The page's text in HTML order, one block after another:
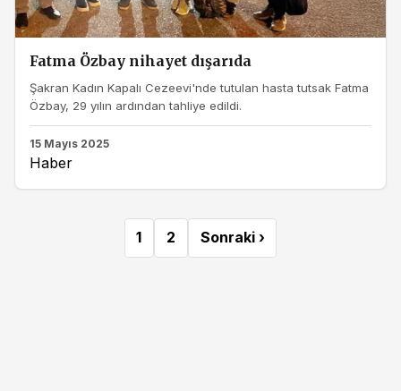
Fatma Özbay nihayet dışarıda
Şakran Kadın Kapalı Cezeevi'nde tutulan hasta tutsak Fatma
Özbay, 29 yılın ardından tahliye edildi.
15 Mayıs 2025
Haber
1 2 Sonraki ›